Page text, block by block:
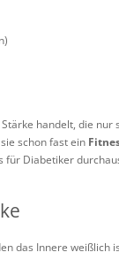
handelt, die
schon fast ein
Diabetiker
das Innere weißlich